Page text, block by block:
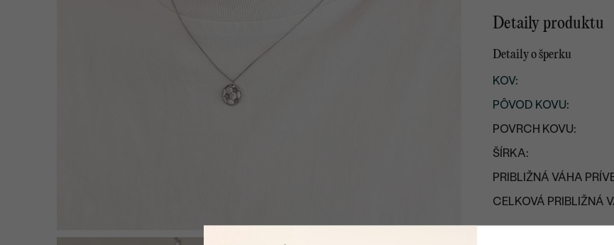
Detaily produktu
Detaily o šperku
KOV:
PÔVOD KOVU:
POVRCH KOVU:
ŠÍRKA:
PRIBLIŽNÁ VÁHA
CELKOVÁ PRIBLIŽNÁ